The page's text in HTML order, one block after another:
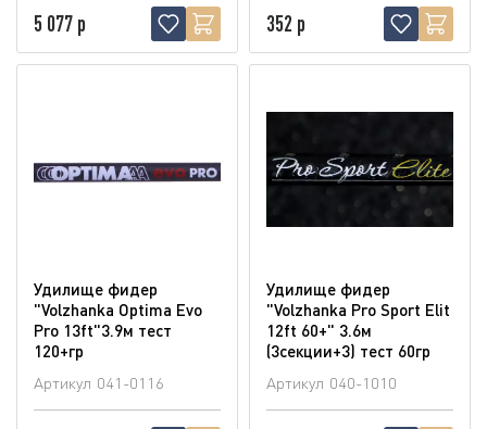
5 077 р 352 р
Удилище фидер
"Volzhanka Optima Evo
Pro 13ft"3.9м тест
120+гр
Артикул 041-0116
Удилище фидер
"Volzhanka Pro Sport Elit
12ft 60+" 3.6м
(3секции+3) тест 60гр
Артикул 040-1010